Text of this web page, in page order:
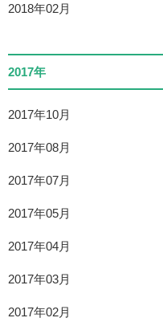
2018年02月
2017年
2017年10月
2017年08月
2017年07月
2017年05月
2017年04月
2017年03月
2017年02月